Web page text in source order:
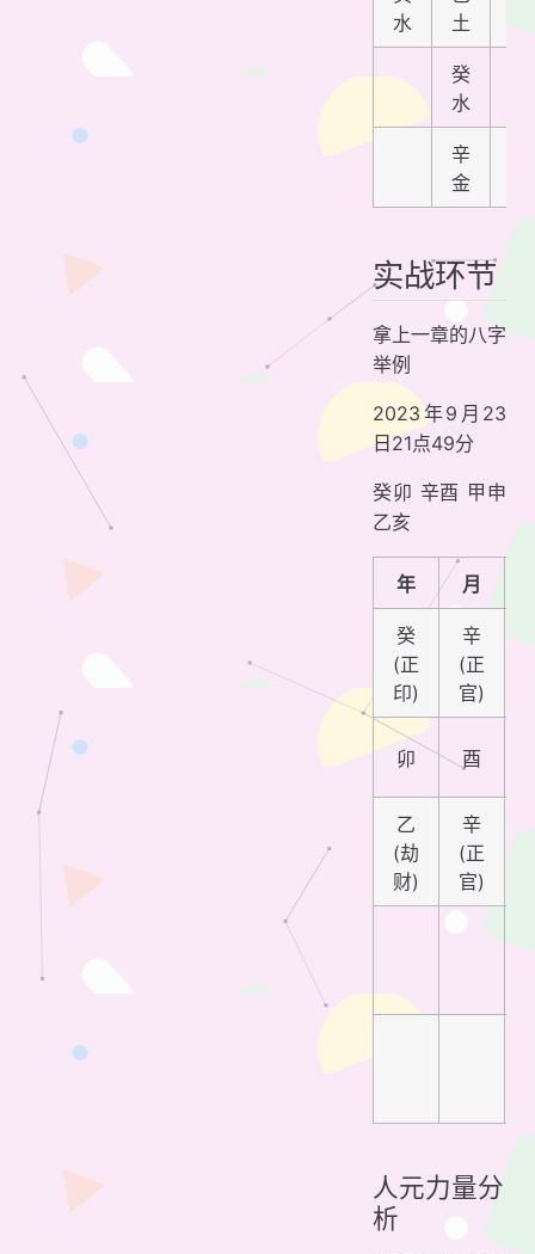
水
土
癸
水
辛
金
实战环节
拿上一章的八字
举例
2023年9月23
日21点49分
癸卯 辛酉 甲申
乙亥
年 月
癸
(正
印)
辛
(正
官)
卯 酉
乙
(劫
财)
辛
(正
官)
人元力量分
析